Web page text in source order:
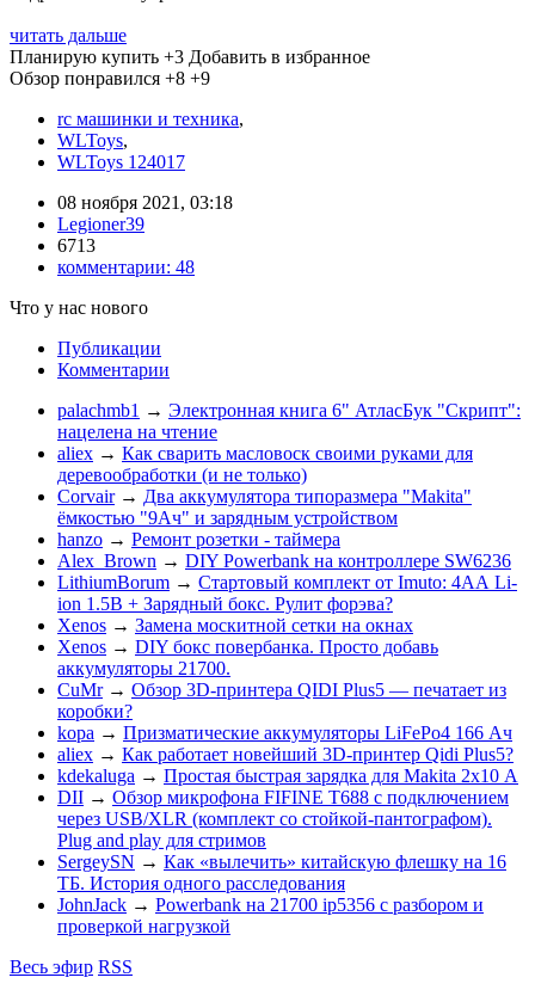
читать дальше
Планирую купить +3 Добавить в избранное
Обзор понравился +8 +9
rc машинки и техника,
WLToys,
WLToys 124017
08 ноября 2021, 03:18
Legioner39
6713
комментарии: 48
Что у нас нового
Публикации
Комментарии
palachmb1 → Электронная книга 6" АтласБук "Скрипт":
нацелена на чтение
aliex → Как сварить масловоск своими руками для
деревообработки (и не только)
Corvair → Два аккумулятора типоразмера "Makita"
ёмкостью "9Ач" и зарядным устройством
hanzo → Ремонт розетки - таймера
Alex_Brown → DIY Powerbank на контроллере SW6236
LithiumBorum → Стартовый комплект от Imuto: 4АА Li-
ion 1.5В + Зарядный бокс. Рулит форэва?
Xenos → Замена москитной сетки на окнах
Xenos → DIY бокс повербанка. Просто добавь
аккумуляторы 21700.
CuMr → Обзор 3D-принтера QIDI Plus5 — печатает из
коробки?
kopa → Призматические аккумуляторы LiFePo4 166 Ач
aliex → Как работает новейший 3D-принтер Qidi Plus5?
kdekaluga → Простая быстрая зарядка для Makita 2х10 А
DII → Обзор микрофона FIFINE T688 с подключением
через USB/XLR (комплект со стойкой-пантографом).
Plug and play для стримов
SergeySN → Как «вылечить» китайскую флешку на 16
ТБ. История одного расследования
JohnJack → Powerbank на 21700 ip5356 c разбором и
проверкой нагрузкой
Весь эфир RSS